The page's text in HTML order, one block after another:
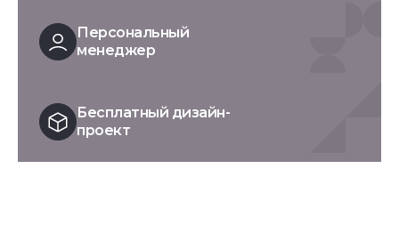
Персональный
менеджер
Бесплатный дизайн-
проект